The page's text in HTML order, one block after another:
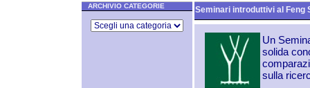
ARCHIVIO CATEGORIE Seminari introduttivi al Feng
Un
solida
sulla